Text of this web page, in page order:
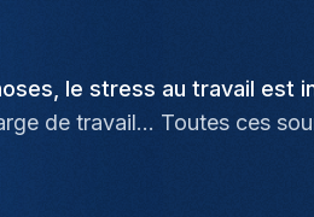
le stress au travail est
de travail... Toutes ces